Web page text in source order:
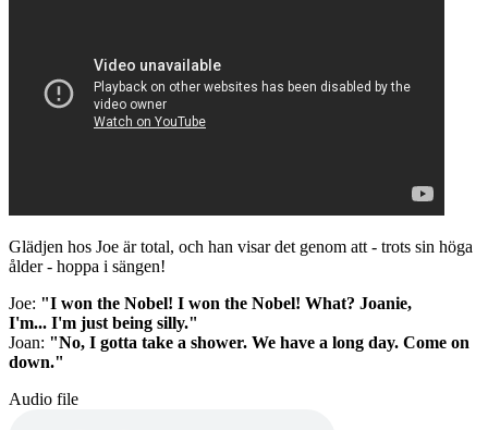
Glädjen hos Joe är total, och han visar det genom att - trots sin höga
ålder - hoppa i sängen!
Joe: "I won the Nobel! I won the Nobel! What? Joanie,
I'm... I'm just being silly."
Joan: "No, I gotta take a shower. We have a long day. Come on
down."
Audio file